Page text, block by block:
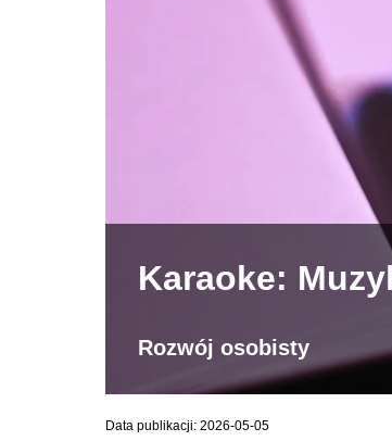
Karaoke:
Rozwój osobisty
Data publikacji: 2026-05-05